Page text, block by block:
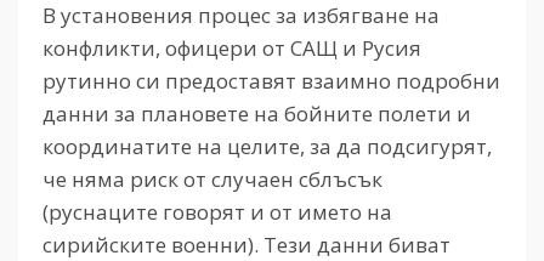
В установения процес за избягване на
конфликти, офицери от САЩ и Русия
рутинно си предоставят взаимно подробни
данни за плановете на бойните полети и
координатите на целите, за да подсигурят,
че няма риск от случаен сблъсък
(руснаците говорят и от името на
сирийските военни). Тези данни биват